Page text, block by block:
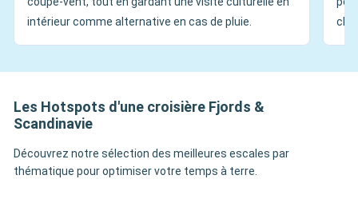
intérieur comme alternative en cas de pluie.
Les Hotspots d'une croisière Fjords &
Scandinavie
Découvrez notre sélection des meilleures escales par
thématique pour optimiser votre temps à terre.